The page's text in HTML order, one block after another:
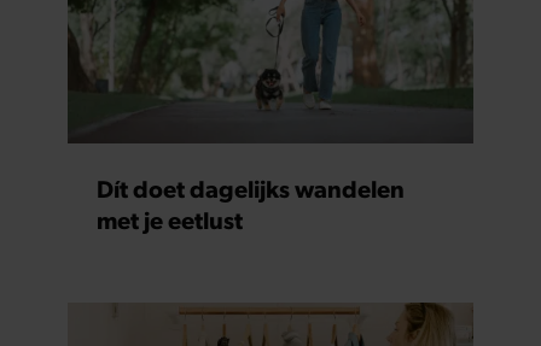
Dít doet dagelijks wandelen
met je eetlust